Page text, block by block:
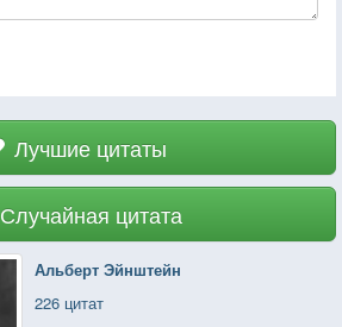
Лучшие цитаты
Случайная цитата
Альберт Эйнштейн
226 цитат